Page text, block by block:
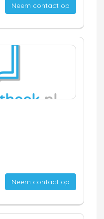
Neem contact op
Neem contact op